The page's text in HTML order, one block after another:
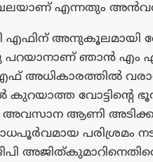
എന്നതും അൻവർ
എഫിന് അനുകൂലമായി
പറയാനാണ് ഞാൻ എം
അധികാരത്തിൽ
കുറയാത്ത വോട്ടിന്റെ
അവസാന ആണി അടിക്കും.
പരിശ്രമം